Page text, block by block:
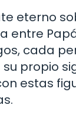
eterno
entre
cada
propio
estas